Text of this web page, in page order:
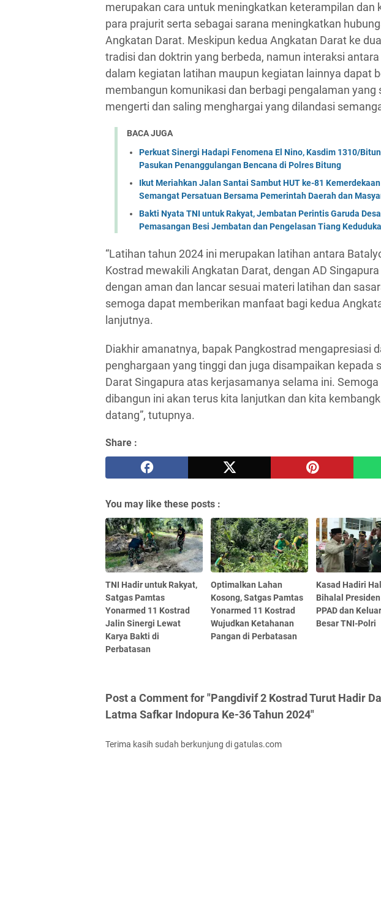
merupakan cara untuk meningkatkan keterampilan dan
para prajurit serta sebagai sarana meningkatkan
Angkatan Darat. Meskipun kedua Angkatan Darat ke
tradisi dan doktrin yang berbeda, namun interaksi
dalam kegiatan latihan maupun kegiatan lainnya dapat
membangun komunikasi dan berbagi pengalaman yang
mengerti dan saling menghargai yang dilandasi
BACA JUGA
Perkuat Sinergi Hadapi Fenomena El Nino, Kasdim 1310/
Pasukan Penanggulangan Bencana di Polres Bitung
Ikut Meriahkan Jalan Santai Sambut HUT ke-81
Semangat Persatuan Bersama Pemerintah Daerah dan
Bakti Nyata TNI untuk Rakyat, Jembatan Perintis Garuda
Pemasangan Besi Jembatan dan Pengelasan Tiang
“Latihan tahun 2024 ini merupakan latihan antara
Kostrad mewakili Angkatan Darat, dengan AD
dengan aman dan lancar sesuai materi latihan dan
semoga dapat memberikan manfaat bagi kedua
lanjutnya.
Diakhir amanatnya, bapak Pangkostrad mengapresiasi
penghargaan yang tinggi dan juga disampaikan kepada
Darat Singapura atas kerjasamanya selama ini.
dibangun ini akan terus kita lanjutkan dan kita
datang”, tutupnya.
Share :
You may like these posts :
TNI Hadir untuk Rakyat,
Satgas Pamtas
Yonarmed 11 Kostrad
Jalin Sinergi Lewat
Karya Bakti di
Perbatasan
Optimalkan Lahan
Kosong, Satgas Pamtas
Yonarmed 11 Kostrad
Wujudkan Ketahanan
Pangan di Perbatasan
Kasad Hadiri
Bihalal
PPAD dan
Besar TNI-Polri
Post a Comment for "Pangdivif 2 Kostrad Turut Hadir
Latma Safkar Indopura Ke-36 Tahun 2024"
Terima kasih sudah berkunjung di gatulas.com